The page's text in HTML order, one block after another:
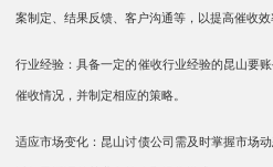
案制定、结果反馈、客户沟通等，以提高催收效
行业经验：具备一定的催收行业经验的昆山要
催收情况，并制定相应的策略。
适应市场变化：昆山讨债公司需及时掌握市场